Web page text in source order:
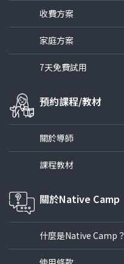
收費方案
家庭方案
7天免費試用
預約課程/教材
關於導師
課程教材
關於Native Camp
什麼是Native Camp？